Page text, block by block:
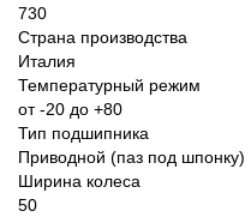
730
Страна производства
Италия
Температурный режим
от -20 до +80
Тип подшипника
Приводной (паз под шпонку)
Ширина колеса
50